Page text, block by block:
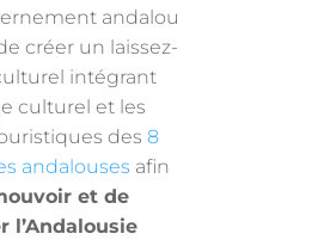
andalou
créer un laissez-
intégrant
culturel et les
des8
andalouses afin
et de
l’Andalousie